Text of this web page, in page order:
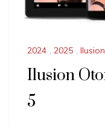
2024 , 2025 , Ilusion
Ilusion
5